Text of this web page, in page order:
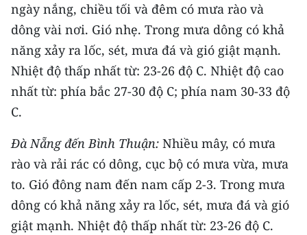
ĐỌC BÁO IN
ENGLISH
中文
РУССКИЙ
ESPAÑOL
한국어
ngày nắng, chiều tối và đêm có mưa rào và
dông vài nơi. Gió nhẹ. Trong mưa dông có khả
năng xảy ra lốc, sét, mưa đá và gió giật mạnh.
Nhiệt độ thấp nhất từ: 23-26 độ C. Nhiệt độ cao
nhất từ: phía bắc 27-30 độ C; phía nam 30-33 độ
C.
Đà Nẵng đến Bình Thuận: Nhiều mây, có mưa
rào và rải rác có dông, cục bộ có mưa vừa, mưa
to. Gió đông nam đến nam cấp 2-3. Trong mưa
dông có khả năng xảy ra lốc, sét, mưa đá và gió
giật mạnh. Nhiệt độ thấp nhất từ: 23-26 độ C.